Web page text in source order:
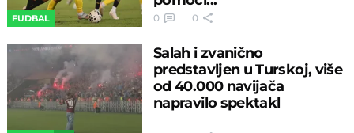
FUDBAL 0 0
Salah i zvanično
predstavljen u Turskoj, više
od 40.000 navijača
napravilo spektakl